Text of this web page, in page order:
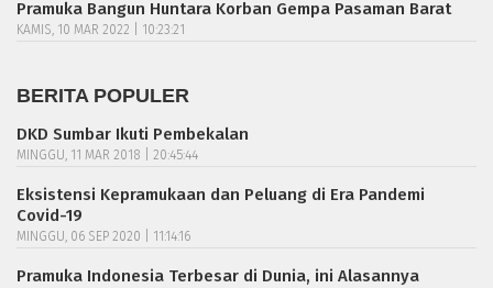
Pramuka Bangun Huntara Korban Gempa Pasaman Barat
KAMIS, 10 MAR 2022 | 10:23:21
BERITA POPULER
DKD Sumbar Ikuti Pembekalan
MINGGU, 11 MAR 2018 | 20:45:44
Eksistensi Kepramukaan dan Peluang di Era Pandemi
Covid-19
MINGGU, 06 SEP 2020 | 11:14:16
Pramuka Indonesia Terbesar di Dunia, ini Alasannya